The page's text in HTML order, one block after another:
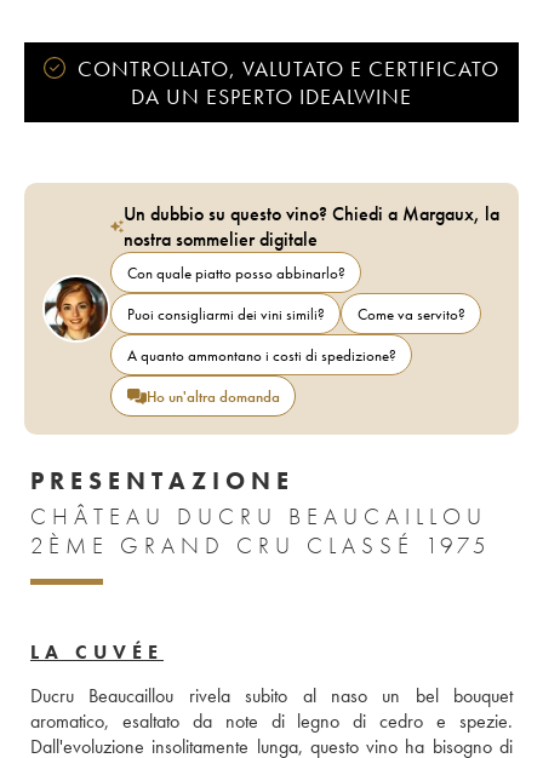
Classificazione:
2ème Grand Cru Classé
Proprietario: Famille Borie
CONTROLLATO, VALUTATO E CERTIFICATO
DA UN ESPERTO IDEALWINE
Un dubbio su questo vino? Chiedi a Margaux, la
nostra sommelier digitale
Con quale piatto posso abbinarlo?
Puoi consigliarmi dei vini simili?
Come va servito?
A quanto ammontano i costi di spedizione?
Ho un'altra domanda
PRESENTAZIONE
CHÂTEAU DUCRU BEAUCAILLOU
2ÈME GRAND CRU CLASSÉ 1975
LA CUVÉE
Ducru Beaucaillou rivela subito al naso un bel bouquet
aromatico, esaltato da note di legno di cedro e spezie.
Dall'evoluzione insolitamente lunga, questo vino ha bisogno di